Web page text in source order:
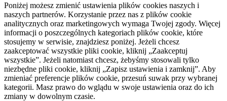
Poniżej możesz zmienić ustawienia plików cookies naszych i
naszych partnerów. Korzystanie przez nas z plików cookie
analitycznych oraz marketingowych wymaga Twojej zgody. Więcej
informacji o poszczególnych kategoriach plików cookie, które
stosujemy w serwisie, znajdziesz poniżej. Jeżeli chcesz
zaakceptować wszystkie pliki cookie, kliknij „Zaakceptuj
wszystkie”. Jeżeli natomiast chcesz, żebyśmy stosowali tylko
niezbędne pliki cookie, kliknij „Zapisz ustawienia i zamknij”. Aby
zmieniać preferencje plików cookie, przesuń suwak przy wybranej
kategorii. Masz prawo do wglądu w swoje ustawienia oraz do ich
zmiany w dowolnym czasie.